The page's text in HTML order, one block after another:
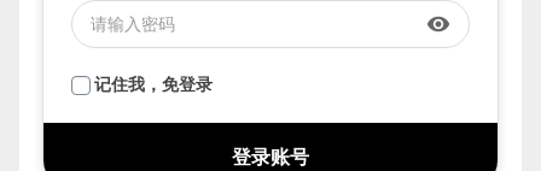
visibility
记住我，免登录